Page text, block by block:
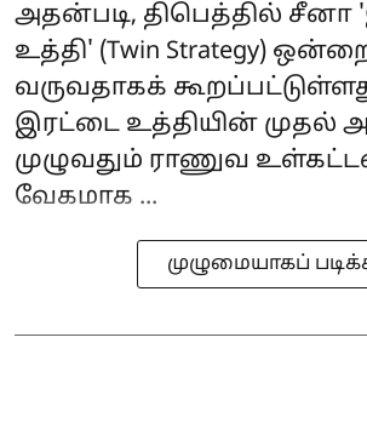
அதன்படி, திபெத்தில்
உத்தி' (Twin Strategy)
வருவதாகக்
இரட்டை உத்தியின் முதல்
முழுவதும் ராணுவ
வேகமாக ...
முழுமையாகப்